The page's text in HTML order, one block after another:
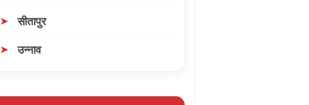
सीतापुर
उन्नाव